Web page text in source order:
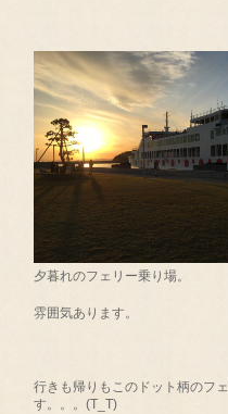
夕暮れのフェリー乗り場。
雰囲気あります。
行きも帰りもこのドット柄のフ
す。。。(T_T)